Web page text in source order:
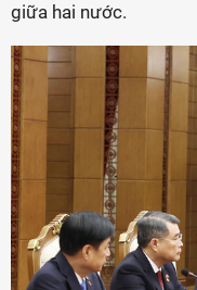
giữa hai nước.